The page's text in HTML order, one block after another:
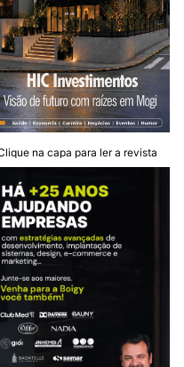
na capa para ler a revista